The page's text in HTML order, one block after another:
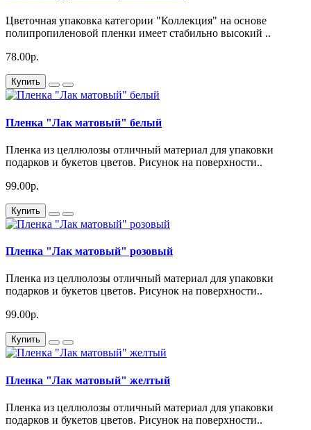
Цветочная упаковка категории "Коллекция" на основе
полипропиленовой пленки имеет стабильно высокий ..
78.00р.
Купить
Пленка "Лак матовый" белый
Пленка из целлюлозы отличный материал для упаковки
подарков и букетов цветов. Рисунок на поверхности..
99.00р.
Купить
Пленка "Лак матовый" розовый
Пленка из целлюлозы отличный материал для упаковки
подарков и букетов цветов. Рисунок на поверхности..
99.00р.
Купить
Пленка "Лак матовый" желтый
Пленка из целлюлозы отличный материал для упаковки
подарков и букетов цветов. Рисунок на поверхности..